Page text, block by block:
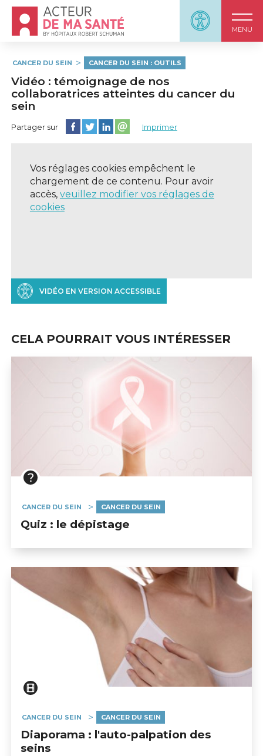
Panneau
MENU
Accueil - Acteur de ma santé, by HôpitauxRobert
CANCER DU SEIN CANCER DU SEIN : OUTILS
Vidéo : témoignage de nos
collaboratrices atteintes du cancer du
sein
Partager sur Partager cette page sur Facebook
Partager cette page sur Twitter
Partager cette page sur LinkedIn
Partager cette page sur email
Imprimer
Vos réglages cookies empêchent le
chargement de ce contenu. Pour avoir
accès, veuillez modifier vos réglages de
cookies
VIDÉO EN VERSION ACCESSIBLE
CELA POURRAIT VOUS INTÉRESSER
CANCER DU SEIN CANCER DU SEIN
Quiz : le dépistage
CANCER DU SEIN CANCER DU SEIN
Diaporama : l'auto-palpation des
seins